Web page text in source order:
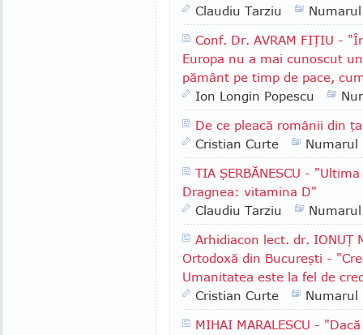
Claudiu Tarziu
Conf. Dr. AVRAM FIŢIU -
Europa nu a mai cunoscut
pământ pe timp de pace,
Ion Longin Popescu
De ce pleacă românii din
Cristian Curte
Numarul
TIA ŞERBĂNESCU -
Dragnea: vitamina D"
Claudiu Tarziu
Arhidiacon lect. dr. IONUŢ
Ortodoxă din Bucureşti -
Umanitatea este la fel de
Cristian Curte
Numarul
MIHAI MARALESCU -